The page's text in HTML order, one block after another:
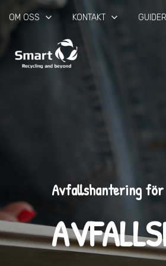
OM OSS keyboard_arrow_down KONTAKT keyboard_arrow_down GUIDER
Avfallshantering